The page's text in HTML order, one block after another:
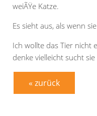
weiÃŸe Katze.
Es sieht aus, als wenn
Ich wollte das Tier nicht
denke vielleicht sucht
« zurück